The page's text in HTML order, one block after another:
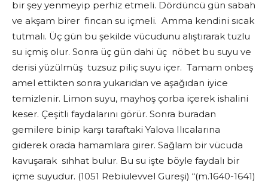
bir şey yenmeyip perhiz etmeli. Dördüncü gün sabah
ve akşam birer fincan su içmeli. Amma kendini sıcak
tutmalı. Üç gün bu şekilde vücudunu alıştırarak tuzlu
su içmiş olur. Sonra üç gün dahi üç nöbet bu suyu ve
derisi yüzülmüş tuzsuz piliç suyu içer. Tamam onbeş
amel ettikten sonra yukarıdan ve aşağıdan iyice
temizlenir. Limon suyu, mayhoş çorba içerek ishalini
keser. Çeşitli faydalarını görür. Sonra buradan
gemilere binip karşı taraftaki Yalova Ilıcalarına
giderek orada hamamlara girer. Sağlam bir vücuda
kavuşarak sıhhat bulur. Bu su işte böyle faydalı bir
içme suyudur. (1051 Rebiulevvel Gureşi) “(m.1640-1641)